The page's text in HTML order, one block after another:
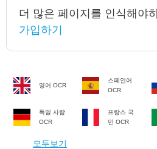
더 많은 페이지를 인식해야
가입하기
영어 OCR
스페인어
OCR
독일 사람
OCR
프랑스 국
민 OCR
모두보기